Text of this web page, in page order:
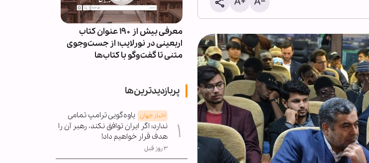
دستگیری عامل توهین به زائران
اربعین در فضای مجازی توسط
پلیس
معرفی بیش از ۱۹۰ عنوان کتاب
اربعینی در نورلایب؛ از جست‌وجوی
متنی تا گفت‌وگو با کتاب‌ها
پربازدیدترین‌ها
اخبار جهان یاوه‌گویی ترامپ تمامی
ندارد؛ اگر ایران توافق نکند، رهبر آن را
هدف قرار خواهیم داد!
۳ روز قبل